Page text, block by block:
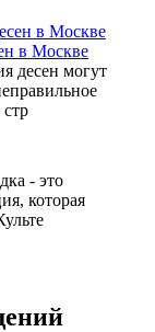
в Москве
десен могут
- это
которая